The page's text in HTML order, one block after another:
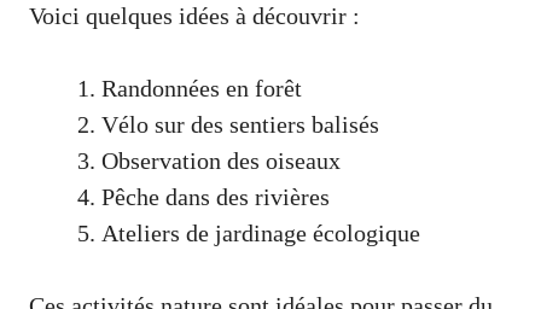
Voici quelques idées à découvrir :
Randonnées en forêt
Vélo sur des sentiers balisés
Observation des oiseaux
Pêche dans des rivières
Ateliers de jardinage écologique